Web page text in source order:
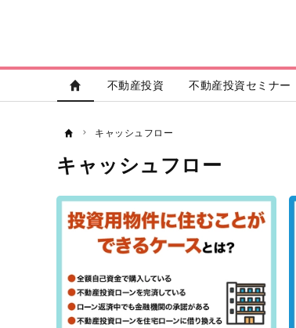
不動産投資 不動産投資セミナー
キャッシュフロー
キャッシュフロー
記